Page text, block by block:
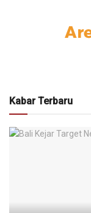
Kabar Terbaru